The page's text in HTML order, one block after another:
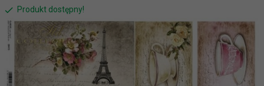
Produkt dostępny!